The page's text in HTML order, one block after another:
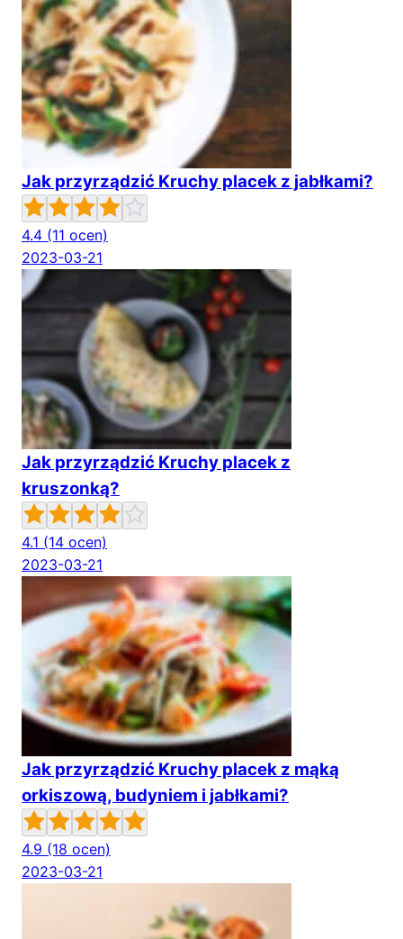
Jak przyrządzić Kruchy placek z jabłkami?
4.4 (11 ocen)
2023-03-21
Jak przyrządzić Kruchy placek z
kruszonką?
4.1 (14 ocen)
2023-03-21
Jak przyrządzić Kruchy placek z mąką
orkiszową, budyniem i jabłkami?
4.9 (18 ocen)
2023-03-21